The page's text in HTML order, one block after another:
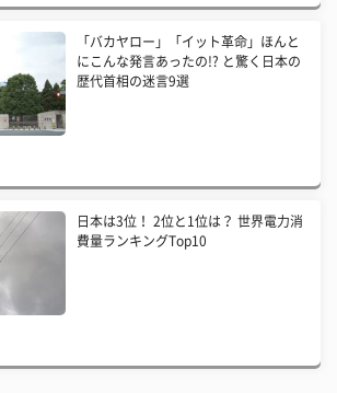
「バカヤロー」「イット革命」ほんと
にこんな発言あったの!? と驚く日本の
歴代首相の迷言9選
日本は3位！ 2位と1位は？ 世界電力消
費量ランキングTop10